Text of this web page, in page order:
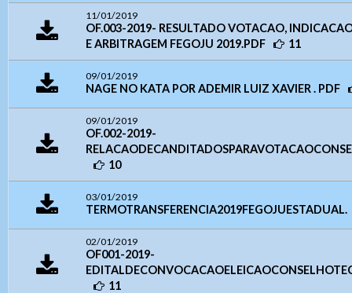
11/01/2019
OF.003-2019- RESULTADO VOTACAO,
E ARBITRAGEM FEGOJU 2019.PDF
11
09/01/2019
NAGE NO KATA POR ADEMIR LUIZ XAVIER . PDF
09/01/2019
OF.002-2019-
10
03/01/2019
TERMOTRANSFERENCIA2019FEGOJUESTADUAL.
02/01/2019
OF001-2019-
11
Ouvidoria Geral